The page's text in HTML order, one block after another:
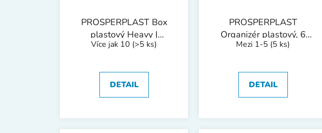
PROSPERPLAST Box
plastový Heavy |
384x335x144 mm
Více jak 10 (>5 ks)
DETAIL
PROSPERPLAST
Organizér plastový, 6
zásuvek | 400x260x200
Mezi 1-5 (5 ks)
DETAIL